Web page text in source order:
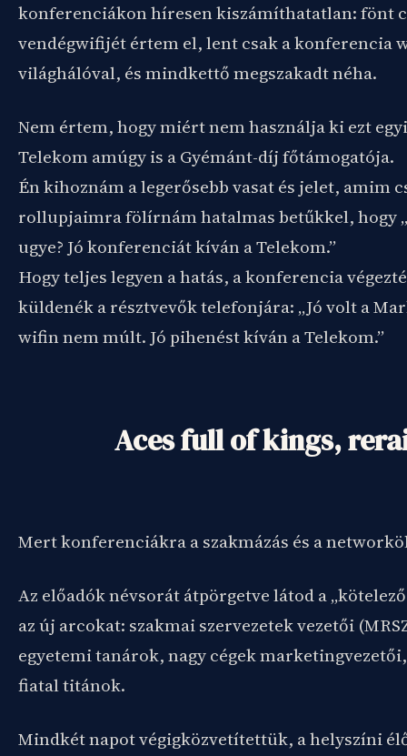
konferenciákon híresen kiszámíthatatlan: fönt
vendégwifijét értem el, lent csak a konferencia
világhálóval, és mindkettő megszakadt néha.
Nem értem, hogy miért nem használja ki ezt
Telekom amúgy is a Gyémánt-díj főtámogatója.
Én kihoznám a legerősebb vasat és jelet, amim
rollupjaimra fölírnám hatalmas betűkkel, hogy
ugye? Jó konferenciát kíván a Telekom.”
Hogy teljes legyen a hatás, a konferencia
küldenék a résztvevők telefonjára: „Jó volt a
wifin nem múlt. Jó pihenést kíván a Telekom.”
Aces full of kings,
Mert konferenciákra a szakmázás és a
Az előadók névsorát átpörgetve látod a
az új arcokat: szakmai szervezetek vezetői
egyetemi tanárok, nagy cégek
fiatal titánok.
Mindkét napot végigközvetítettük, a helyszíni